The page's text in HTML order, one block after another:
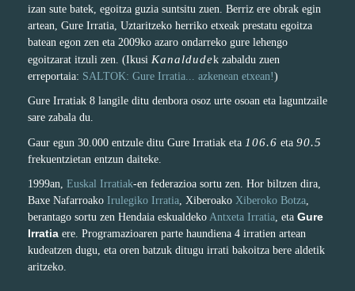
izan sute batek, egoitza guzia suntsitu zuen. Berriz ere obrak egin
artean, Gure Irratia, Uztaritzeko herriko etxeak prestatu egoitza
batean egon zen eta 2009ko azaro ondarreko gure lehengo
egoitzarat itzuli zen. (Ikusi Kanaldudek zabaldu zuen
erreportaia: SALTOK: Gure Irratia... azkenean etxean!)
Gure Irratiak 8 langile ditu denbora osoz urte osoan eta laguntzaile
sare zabala du.
Gaur egun 30.000 entzule ditu Gure Irratiak eta 106.6 eta 90.5
frekuentzietan entzun daiteke.
1999an, Euskal Irratiak-en federazioa sortu zen. Hor biltzen dira,
Baxe Nafarroako Irulegiko Irratia, Xiberoako Xiberoko Botza,
berantago sortu zen Hendaia eskualdeko Antxeta Irratia, eta Gure
Irratia ere. Programazioaren parte haundiena 4 irratien artean
kudeatzen dugu, eta oren batzuk ditugu irrati bakoitza bere aldetik
aritzeko.